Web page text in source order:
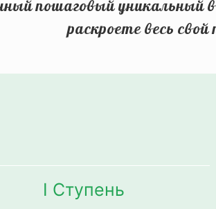
пошаговый уникальный
раскроете весь
I Ступень